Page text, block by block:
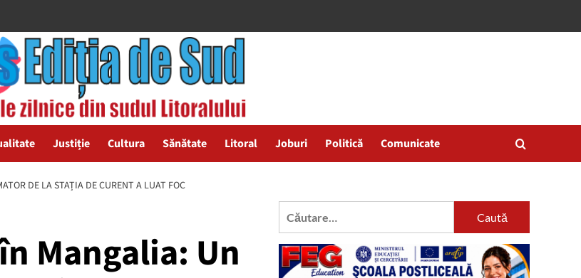
Justiție Cultura Sănătate Litoral Joburi Politică Comunicate
DE LA STAȚIA DE CURENT A LUAT FOC
Mangalia: Un
Caută